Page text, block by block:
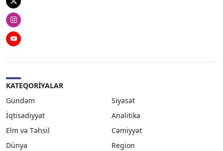
Twitter
Instagram
Youtube
KATEQORIYALAR
Gündəm
Siyasət
İqtisadiyyat
Analitika
Elm və Təhsil
Cəmiyyət
Dünya
Region